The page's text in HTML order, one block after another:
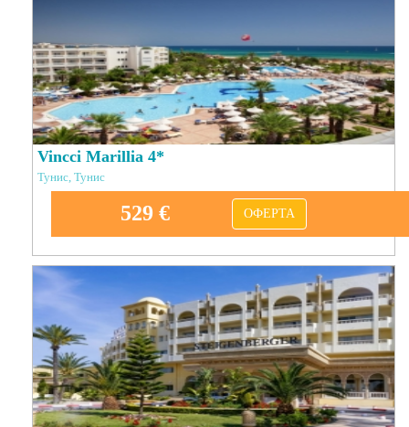
Vincci Marillia 4*
Тунис, Тунис
529 € ОФЕРТА